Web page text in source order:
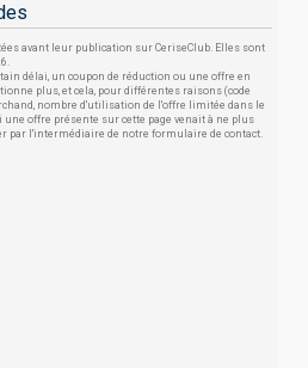
avant leur publication sur CeriseClub. Elles sont
délai, un coupon de réduction ou une offre en
plus, et cela, pour différentes raisons (code
nombre d'utilisation de l'offre limitée dans le
offre présente sur cette page venait à ne plus
par l'intermédiaire de notre formulaire de contact.